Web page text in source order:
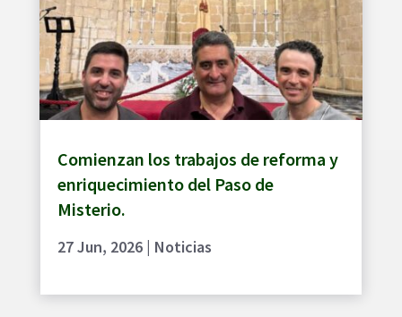
Comienzan los trabajos de reforma y
enriquecimiento del Paso de
Misterio.
27 Jun, 2026| Noticias